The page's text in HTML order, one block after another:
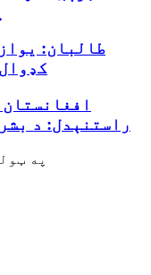
راستنېدل: د
په